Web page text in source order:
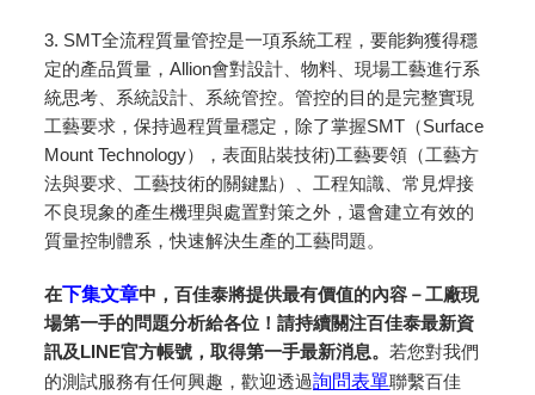
3. SMT全流程質量管控是一項系統工程，要能夠獲得穩
定的產品質量，Allion會對設計、物料、現場工藝進行系
統思考、系統設計、系統管控。管控的目的是完整實現
工藝要求，保持過程質量穩定，除了掌握SMT（Surface
Mount Technology），表面貼裝技術)工藝要領（工藝方
法與要求、工藝技術的關鍵點）、工程知識、常見焊接
不良現象的產生機理與處置對策之外，還會建立有效的
質量控制體系，快速解決生產的工藝問題。
在下集文章中，百佳泰將提供最有價值的內容－工廠現
場第一手的問題分析給各位！請持續關注百佳泰最新資
訊及LINE官方帳號，取得第一手最新消息。 若您對我們
的測試服務有任何興趣，歡迎透過詢問表單聯繫百佳